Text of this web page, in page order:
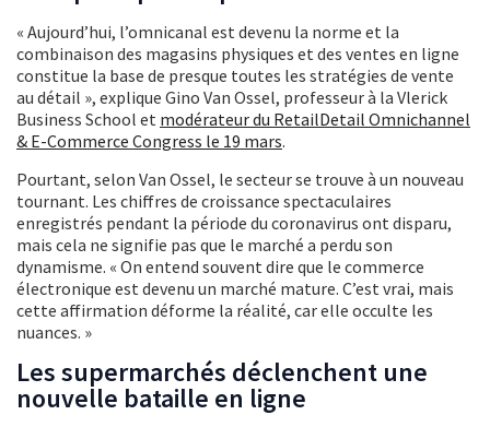
« Aujourd’hui, l’omnicanal est devenu la norme et la
combinaison des magasins physiques et des ventes en ligne
constitue la base de presque toutes les stratégies de vente
au détail », explique Gino Van Ossel, professeur à la Vlerick
Business School et modérateur du RetailDetail Omnichannel
& E-Commerce Congress le 19 mars.
Pourtant, selon Van Ossel, le secteur se trouve à un nouveau
tournant. Les chiffres de croissance spectaculaires
enregistrés pendant la période du coronavirus ont disparu,
mais cela ne signifie pas que le marché a perdu son
dynamisme. « On entend souvent dire que le commerce
électronique est devenu un marché mature. C’est vrai, mais
cette affirmation déforme la réalité, car elle occulte les
nuances. »
Les supermarchés déclenchent une
nouvelle bataille en ligne